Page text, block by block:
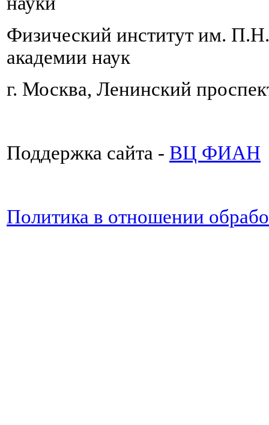
Физический институт им.
академии наук
г. Москва, Ленинский
Поддержка сайта - ВЦ ФИАН
Политика в отношении